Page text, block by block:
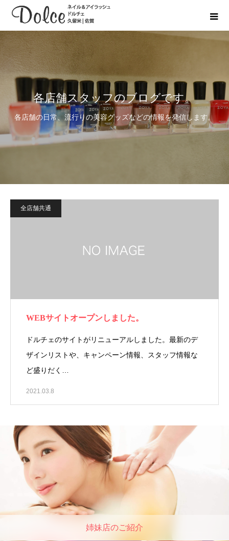
各店舗スタッフのブログです。
各店舗の日常、流行りの美容グッズなどの情報を発信します。
全店舗共通
WEBサイトオープンしました。
ドルチェのサイトがリニューアルしました。最新のデ
ザインリストや、キャンペーン情報、スタッフ情報な
ど盛りだく…
2021.03.8
姉妹店のご紹介